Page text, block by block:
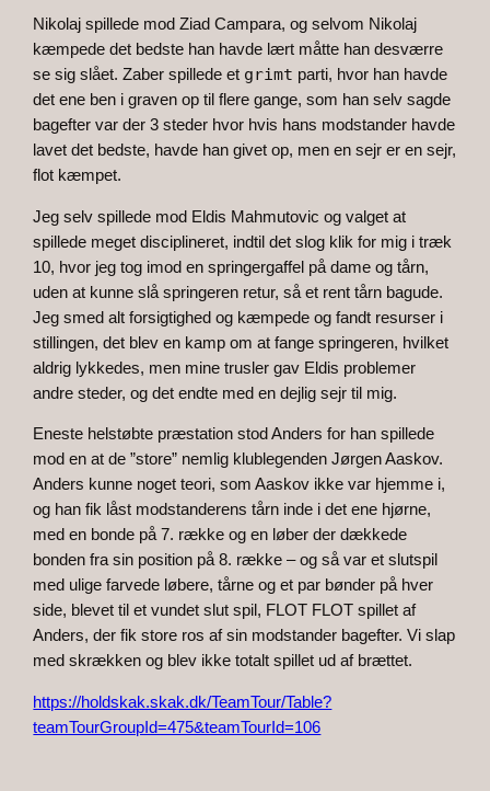
Nikolaj spillede mod Ziad Campara, og selvom Nikolaj
kæmpede det bedste han havde lært måtte han desværre
se sig slået. Zaber spillede et grimt parti, hvor han havde
det ene ben i graven op til flere gange, som han selv sagde
bagefter var der 3 steder hvor hvis hans modstander havde
lavet det bedste, havde han givet op, men en sejr er en sejr,
flot kæmpet.
Jeg selv spillede mod Eldis Mahmutovic og valget at
spillede meget disciplineret, indtil det slog klik for mig i træk
10, hvor jeg tog imod en springergaffel på dame og tårn,
uden at kunne slå springeren retur, så et rent tårn bagude.
Jeg smed alt forsigtighed og kæmpede og fandt resurser i
stillingen, det blev en kamp om at fange springeren, hvilket
aldrig lykkedes, men mine trusler gav Eldis problemer
andre steder, og det endte med en dejlig sejr til mig.
Eneste helstøbte præstation stod Anders for han spillede
mod en at de ”store” nemlig klublegenden Jørgen Aaskov.
Anders kunne noget teori, som Aaskov ikke var hjemme i,
og han fik låst modstanderens tårn inde i det ene hjørne,
med en bonde på 7. række og en løber der dækkede
bonden fra sin position på 8. række – og så var et slutspil
med ulige farvede løbere, tårne og et par bønder på hver
side, blevet til et vundet slut spil, FLOT FLOT spillet af
Anders, der fik store ros af sin modstander bagefter. Vi slap
med skrækken og blev ikke totalt spillet ud af brættet.
https://holdskak.skak.dk/TeamTour/Table?
teamTourGroupId=475&teamTourId=106